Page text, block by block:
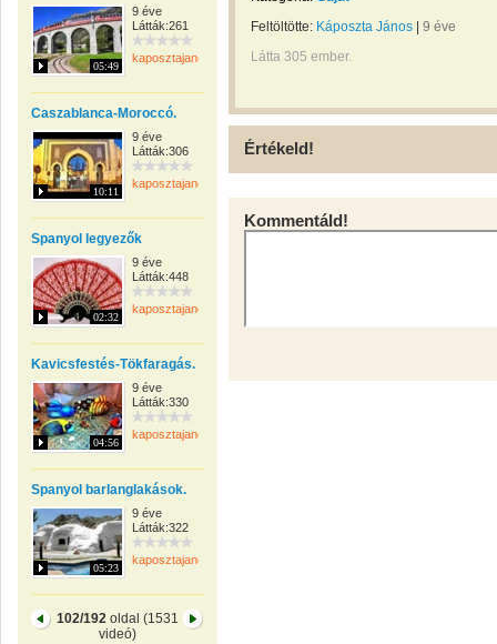
05:49
9 éve
Látták:261
kaposztajanos
Caszablanca-Moroccó.
10:11
9 éve
Látták:306
kaposztajanos
Spanyol legyezők
02:32
9 éve
Látták:448
kaposztajanos
Kavicsfestés-Tökfaragás.
04:56
9 éve
Látták:330
kaposztajanos
Spanyol barlanglakások.
05:23
9 éve
Látták:322
kaposztajanos
102/192 oldal (1531
videó)
Feltöltötte: Káposzta János
9 éve
Látta 305 ember.
Értékeld!
Kommentáld!